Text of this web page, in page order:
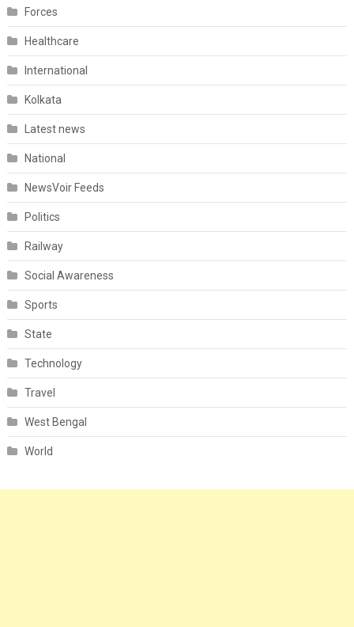
Forces
Healthcare
International
Kolkata
Latest news
National
NewsVoir Feeds
Politics
Railway
Social Awareness
Sports
State
Technology
Travel
West Bengal
World